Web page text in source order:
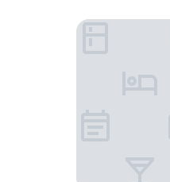
新宿格拉斯麗飯店